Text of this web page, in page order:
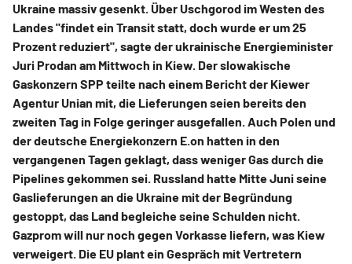
Ukraine massiv gesenkt. Über Uschgorod im Westen des
Landes "findet ein Transit statt, doch wurde er um 25
Prozent reduziert", sagte der ukrainische Energieminister
Juri Prodan am Mittwoch in Kiew. Der slowakische
Gaskonzern SPP teilte nach einem Bericht der Kiewer
Agentur Unian mit, die Lieferungen seien bereits den
zweiten Tag in Folge geringer ausgefallen. Auch Polen und
der deutsche Energiekonzern E.on hatten in den
vergangenen Tagen geklagt, dass weniger Gas durch die
Pipelines gekommen sei. Russland hatte Mitte Juni seine
Gaslieferungen an die Ukraine mit der Begründung
gestoppt, das Land begleiche seine Schulden nicht.
Gazprom will nur noch gegen Vorkasse liefern, was Kiew
verweigert. Die EU plant ein Gespräch mit Vertretern